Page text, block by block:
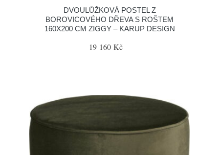
DVOULŮŽKOVÁ POSTEL Z
BOROVICOVÉHO DŘEVA S ROŠTEM
160X200 CM ZIGGY – KARUP DESIGN
19 160 Kč